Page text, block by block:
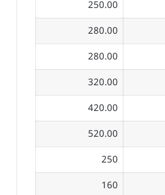
250.00
280.00
280.00
320.00
420.00
520.00
250
160